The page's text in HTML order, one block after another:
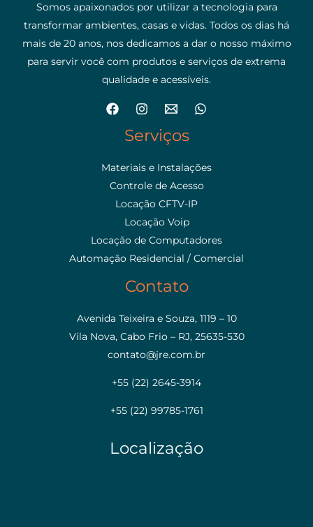
Somos apaixonados por utilizar a tecnologia para
transformar ambientes, casas e vidas. Todos os dias há
mais de 20 anos, nos dedicamos a dar o nosso máximo
para servir você com produtos e serviços de extrema
qualidade e acessíveis.
Serviços
Materiais e Instalações
Controle de Acesso
Locação CFTV-IP
Locação Voip
Locação de Computadores
Automação Residencial / Comercial
Contato
Avenida Teixeira e Souza, 1119 – 10
Vila Nova, Cabo Frio – RJ, 25635-530
contato@jre.com.br
+55 (22) 2645-3914
+55 (22) 99785-1761
Localização